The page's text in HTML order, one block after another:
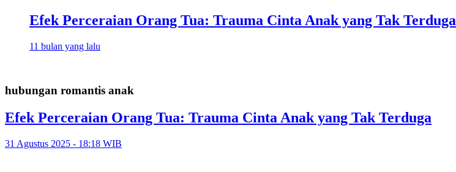
Efek Perceraian Orang Tua: Trauma Cinta Anak yang Tak Terduga
11 bulan yang lalu
hubungan romantis anak
Efek Perceraian Orang Tua: Trauma Cinta Anak yang Tak Terduga
31 Agustus 2025 - 18:18 WIB